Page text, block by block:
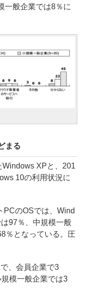
一般企業では8％に
まる
XPと、201
10の利用状況に
のOSでは、Wind
97％、中規模一般
％となっている。圧
、会員企業で3
模一般企業では3